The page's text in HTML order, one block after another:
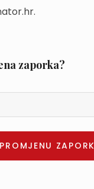
zaporka?